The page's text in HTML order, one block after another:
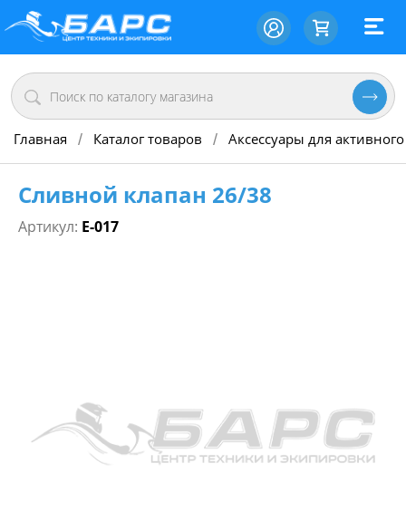
Главная / Каталог товаров / Аксессуары для
Сливной клапан 26/38
Артикул: Е-017